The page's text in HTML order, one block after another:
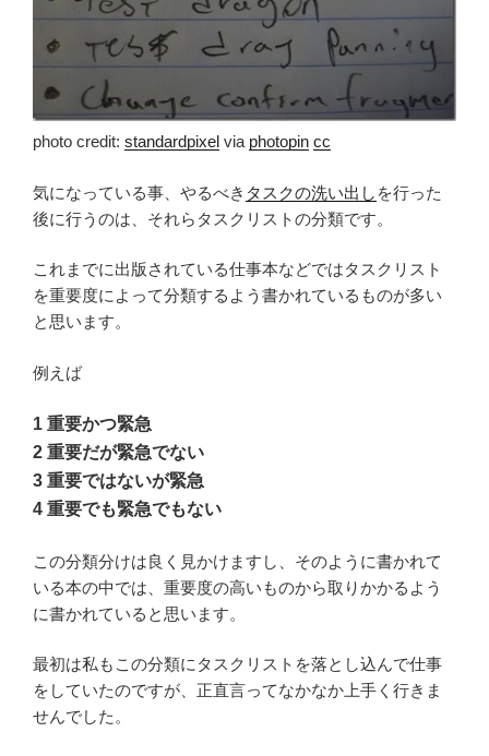
photo credit: standardpixel via photopin cc
気になっている事、やるべき タスクの洗い出し を行った
後に行うのは、それらタスクリストの分類です。
これまでに出版されている仕事本などではタスクリスト
を重要度によって分類するよう書かれているものが多い
と思います。
例えば
1 重要かつ緊急
2 重要だが緊急でない
3 重要ではないが緊急
4 重要でも緊急でもない
この分類分けは良く見かけますし、そのように書かれて
いる本の中では、重要度の高いものから取りかかるよう
に書かれていると思います。
最初は私もこの分類にタスクリストを落とし込んで仕事
をしていたのですが、正直言ってなかなか上手く行きま
せんでした。